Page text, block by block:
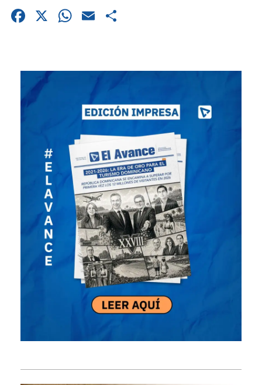
Facebook
X WhatsApp
Email